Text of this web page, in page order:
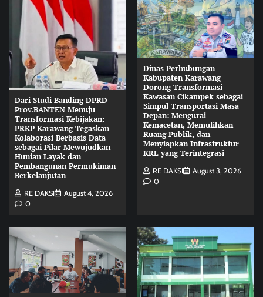
Dari Studi Banding DPRD
Prov.BANTEN Menuju
Transformasi Kebijakan:
PRKP Karawang Tegaskan
Kolaborasi Berbasis Data
sebagai Pilar Mewujudkan
Hunian Layak dan
Pembangunan Permukiman
Berkelanjutan
RE DAKSI
August 4, 2026
0
Dinas Perhubungan
Kabupaten Karawang
Dorong Transformasi
Kawasan Cikampek sebagai
Simpul Transportasi Masa
Depan: Mengurai
Kemacetan, Memulihkan
Ruang Publik, dan
Menyiapkan Infrastruktur
KRL yang Terintegrasi
RE DAKSI
August 3, 2026
0